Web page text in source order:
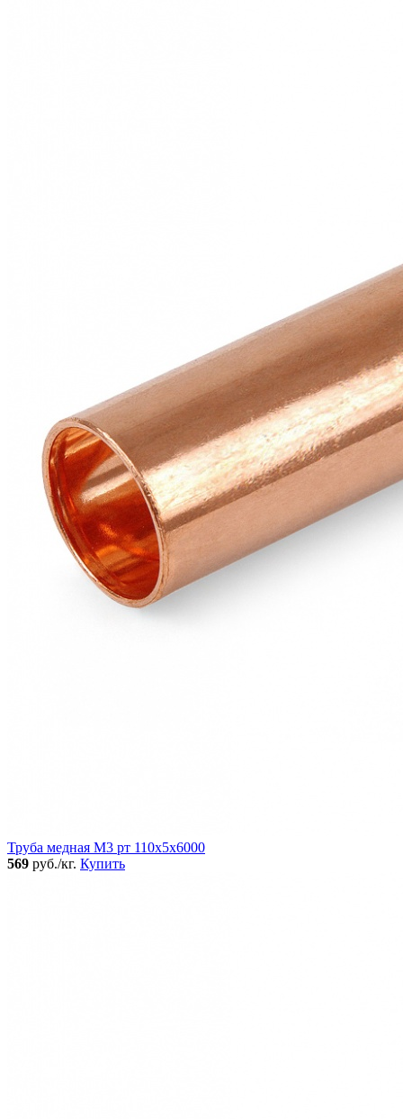
Труба медная М3 рт 110х5х6000
569 руб./кг. Купить